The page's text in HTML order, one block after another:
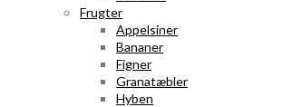
Frugter
Appelsiner
Bananer
Figner
Granatæbler
Hyben